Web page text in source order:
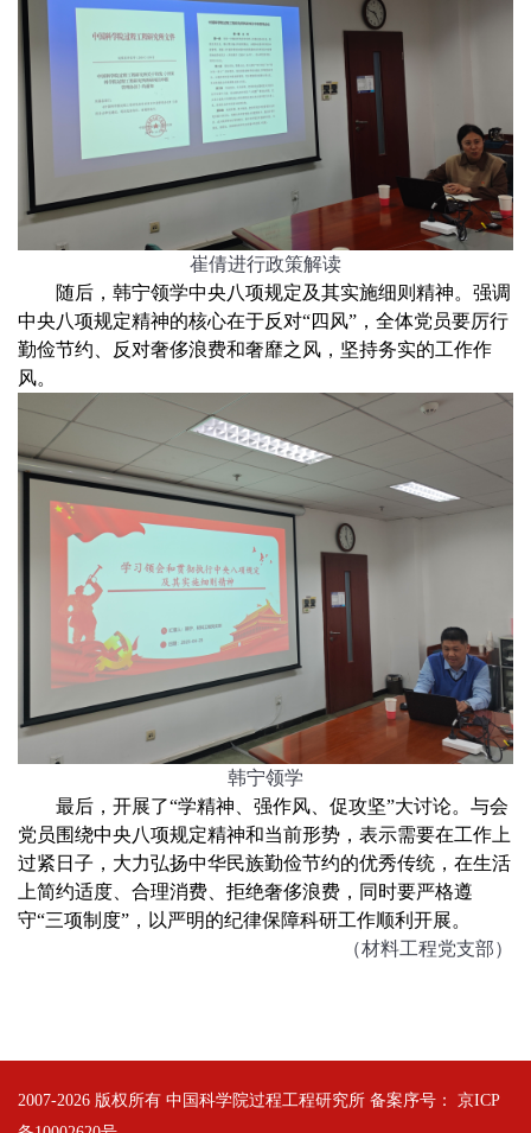
崔倩进行政策解读
随后，韩宁领学中央八项规定及其实施细则精神。强调
中央八项规定精神的核心在于反对“四风”，全体党员要厉行
勤俭节约、反对奢侈浪费和奢靡之风，坚持务实的工作作
风。
韩宁领学
最后，开展了“学精神、强作风、促攻坚”大讨论。与会
党员围绕中央八项规定精神和当前形势，表示需要在工作上
过紧日子，大力弘扬中华民族勤俭节约的优秀传统，在生活
上简约适度、合理消费、拒绝奢侈浪费，同时要严格遵
守“三项制度”，以严明的纪律保障科研工作顺利开展。
（材料工程党支部）
2007-2026 版权所有 中国科学院过程工程研究所 备案序号： 京ICP